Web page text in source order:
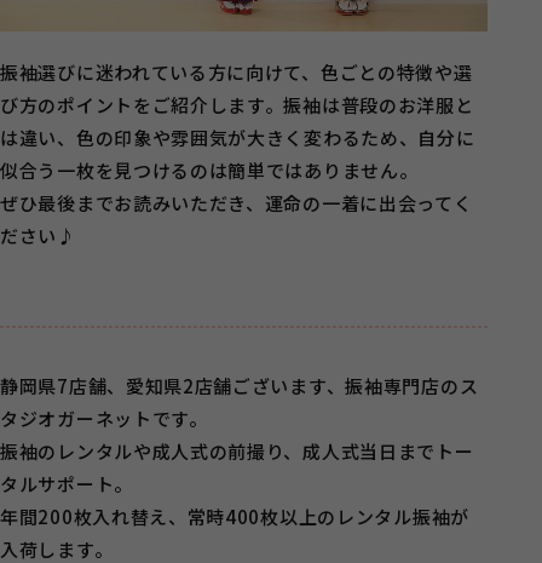
振袖選びに迷われている方に向けて、色ごとの特徴や選
び方のポイントをご紹介します。振袖は普段のお洋服と
は違い、色の印象や雰囲気が大きく変わるため、自分に
似合う一枚を見つけるのは簡単ではありません。
ぜひ最後までお読みいただき、運命の一着に出会ってく
ださい♪
静岡県7店舗、愛知県2店舗ございます、振袖専門店のス
タジオガーネットです。
振袖のレンタルや成人式の前撮り、成人式当日までトー
タルサポート。
年間200枚入れ替え、常時400枚以上のレンタル振袖が
入荷します。